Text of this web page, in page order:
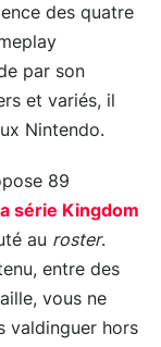
des quatre
par son
et variés, il
Nintendo.
89
série Kingdom
au roster.
entre des
vous ne
valdinguer hors